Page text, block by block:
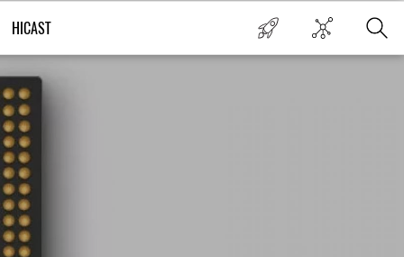
HICAST